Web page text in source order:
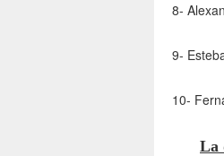
8-
9-
10-
La